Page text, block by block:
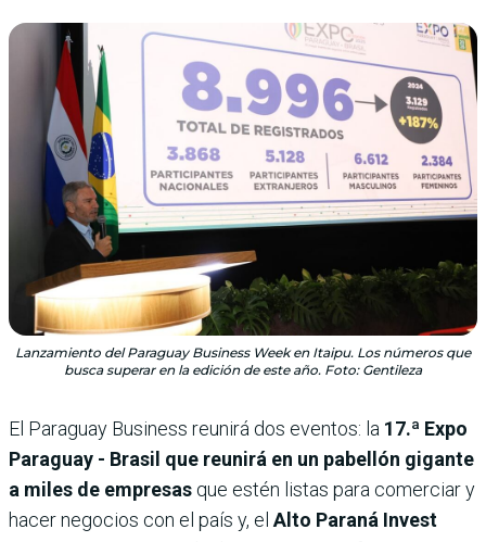
Lanzamiento del Paraguay Business Week en Itaipu. Los números que
busca superar en la edición de este año. Foto: Gentileza
El Paraguay Business reunirá dos eventos: la 17.ª Expo
Paraguay - Brasil que reunirá en un pabellón gigante
a miles de empresas que estén listas para comerciar y
hacer negocios con el país y, el Alto Paraná Invest